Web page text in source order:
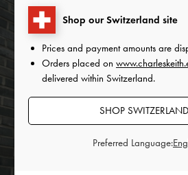
Shop our Switzerland site
Prices and payment amounts are
Orders placed on
delivered within Switzerland.
SHOP
Preferred Language: